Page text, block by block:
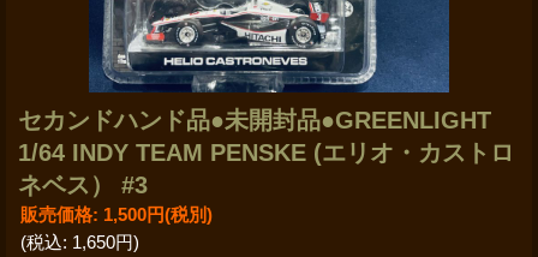
セカンドハンド品●未開封品●GREENLIGHT
1/64 INDY TEAM PENSKE (エリオ・カストロ
ネベス） #3
販売価格: 1,500円(税別)
(税込: 1,650円)